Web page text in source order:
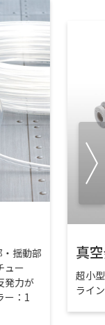
揺動部
ュー
発力が
ー：1
真
超小
ライ